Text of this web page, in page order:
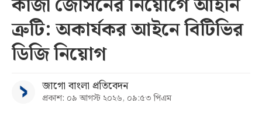
ত্রুটি: অকার্যকর আইনে বিটিভির
ডিজি নিয়োগ
জাগো বাংলা প্রতিবেদন
প্রকাশ: ০৯ আগস্ট ২০২৬, ০৯:৫৩ পিএম